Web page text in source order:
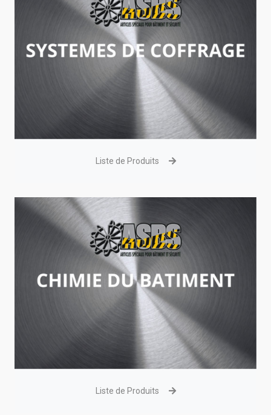
Liste de Produits
Liste de Produits